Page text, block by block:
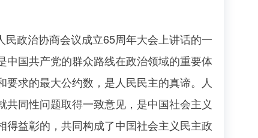
政治协商会议成立65周年大会上讲话的一
国共产党的群众路线在政治领域的重要体
求的最大公约数，是人民民主的真谛。人
同性问题取得一致意见，是中国社会主义
益彰的，共同构成了中国社会主义民主政